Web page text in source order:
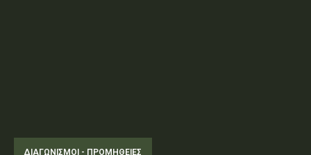
ΔΙΑΓΩΝΙΣΜΟΊ - ΠΡΟΜΉΘΕΙΕΣ